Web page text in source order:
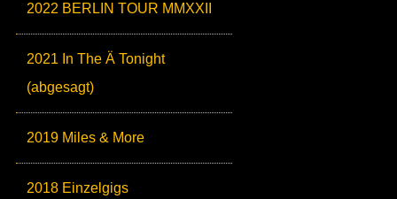
2022 BERLIN TOUR MMXXII
2021 In The Ä Tonight
(abgesagt)
2019 Miles & More
2018 Einzelgigs